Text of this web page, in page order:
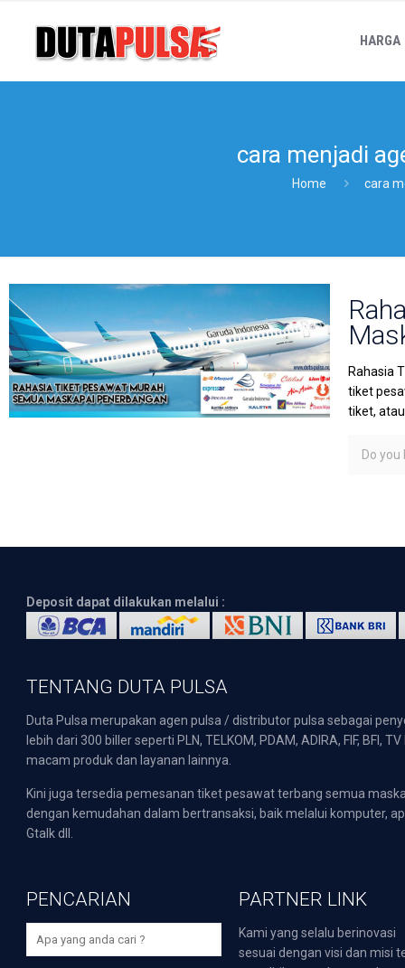
HARGA
cara menjadi
Home cara
Rahasia
tiket
tiket,
Do you
Deposit dapat dilakukan melalui :
TENTANG DUTA PULSA
Duta Pulsa merupakan agen pulsa / distributor pulsa sebagai
lebih dari 300 biller seperti PLN, TELKOM, PDAM, ADIRA, FIF,
macam produk dan layanan lainnya.
Kini juga tersedia pemesanan tiket pesawat terbang semua
dengan kemudahan dalam bertransaksi, baik melalui komputer,
Gtalk dll.
PENCARIAN PARTNER LINK
Kami yang selalu berinovasi
sesuai dengan visi dan misi